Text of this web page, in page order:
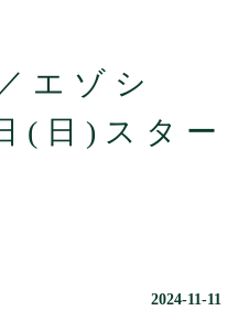
エゾシ
(日)スター
2024-11-11